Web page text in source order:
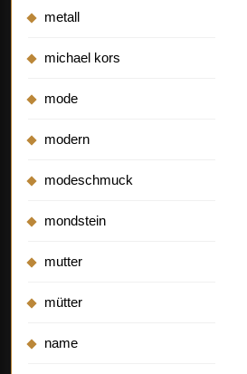
metall
michael kors
mode
modern
modeschmuck
mondstein
mutter
mütter
name